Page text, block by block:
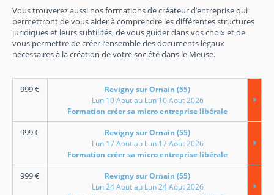
Vous trouverez aussi nos formations de créateur d’entreprise qui
permettront de vous aider à comprendre les différentes structures
juridiques et leurs subtilités, de vous guider dans vos choix et de
vous permettre de créer l’ensemble des documents légaux
nécessaires à la création de votre société dans le Meuse.
999€
Revigny sur Ornain (55)
Lun 10 Aout au Lun 10 Aout 2026
Formation créer sa micro entreprise libérale
999€
Revigny sur Ornain (55)
Lun 17 Aout au Lun 17 Aout 2026
Formation créer sa micro entreprise libérale
999€
Revigny sur Ornain (55)
Lun 24 Aout au Lun 24 Aout 2026